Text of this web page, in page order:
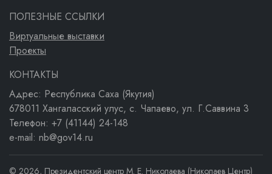
ПОЛЕЗНЫЕ ССЫЛКИ
Виртуальные выставки
Проекты
КОНТАКТЫ
Адрес: Республика Саха (Якутия)
678011 Хангаласский улус, с. Чапаево, ул. Г.Саввина 3
Телефон: +7 (41144) 24-148
e-mail: nb@gov14.ru
© 2026, Президентский центр М. Е. Николаева (Николаев Центр)